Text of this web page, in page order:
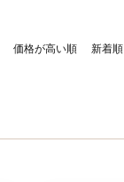
価格が高い順 新着順